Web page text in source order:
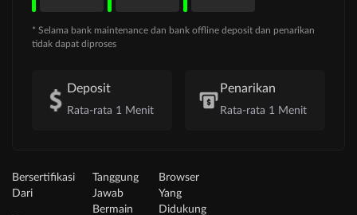
* Selama bank maintenance dan bank offline deposit dan penarikan
tidak dapat diproses
Deposit
Rata-rata 1 Menit
Penarikan
Rata-rata 1 Menit
Bersertifikasi
Dari
Tanggung
Jawab
Bermain
Browser
Yang
Didukung